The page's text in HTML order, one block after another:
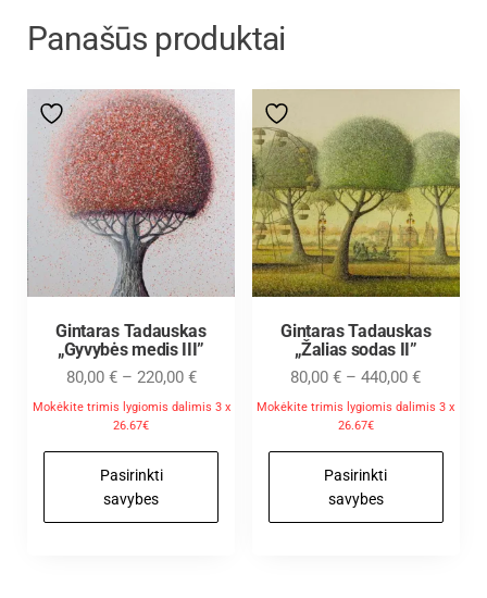
Panašūs produktai
Gintaras Tadauskas
„Gyvybės medis III”
80,00 € – 220,00 €
Mokėkite trimis lygiomis dalimis 3 x
26.67€
Pasirinkti
savybes
Gintaras Tadauskas
„Žalias sodas II”
80,00€ – 440,00€
Mokėkite trimis lygiomis dalimis 3 x
26.67€
Pasirinkti
savybes